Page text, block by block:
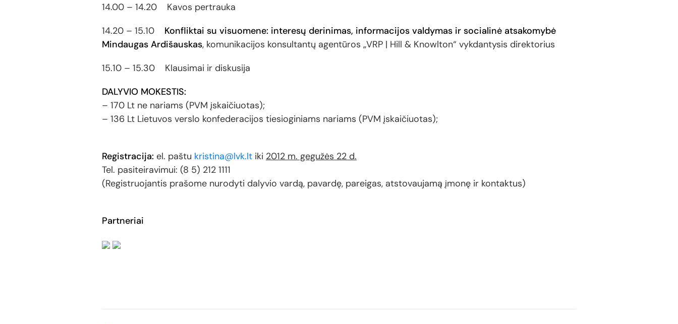
14.00 – 14.20 Kavos pertrauka
14.20 – 15.10 Konfliktai su visuomene: interesų derinimas, informacijos valdymas ir socialinė atsakomybė
Mindaugas Ardišauskas, komunikacijos konsultantų agentūros „VRP | Hill & Knowlton“ vykdantysis direktorius
15.10 – 15.30 Klausimai ir diskusija
DALYVIO MOKESTIS:
– 170 Lt ne nariams (PVM įskaičiuotas);
– 136 Lt Lietuvos verslo konfederacijos tiesioginiams nariams (PVM įskaičiuotas);
Registracija: el. paštu kristina@lvk.lt iki 2012 m. gegužės 22 d.
Tel. pasiteiravimui: (8 5) 212 1111
(Registruojantis prašome nurodyti dalyvio vardą, pavardę, pareigas, atstovaujamą įmonę ir kontaktus)
Partneriai